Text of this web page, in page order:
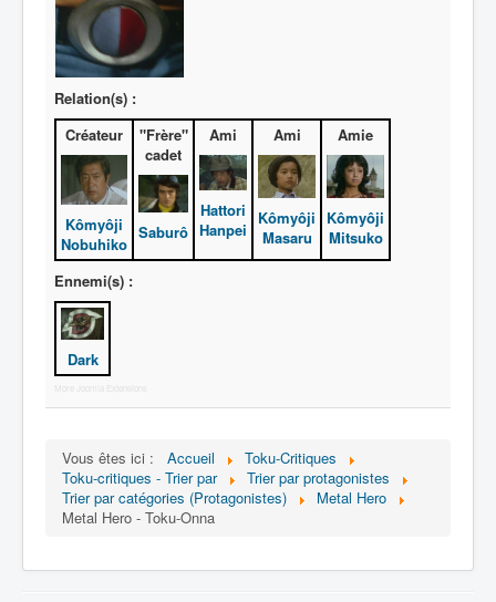
Nom
Catégorie
Relation(s) :
Créateur
Kômyôji
Nobuhiko
"Frère"
cadet
Saburô
Ami
Hattori
Hanpei
Ami
Kômyôji
Masaru
Amie
Kômyôji
Mitsuko
Ennemi(s) :
Dark
More Joomla Extensions
Vous êtes ici : Accueil
Toku-Critiques
Toku-critiques - Trier par
Trier par protagonistes
Trier par catégories (Protagonistes)
Metal Hero
Metal Hero - Toku-Onna